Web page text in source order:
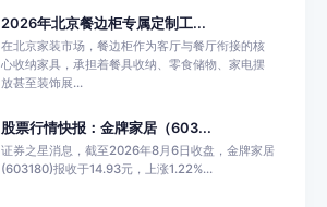
2026年北京餐边柜专属定制工...
在北京家装市场，餐边柜作为客厅与餐厅衔接的核
心收纳家具，承担着餐具收纳、零食储物、家电摆
放甚至装饰展...
股票行情快报：金牌家居（603...
证券之星消息，截至2026年8月6日收盘，金牌家居
(603180)报收于14.93元，上涨1.22%...